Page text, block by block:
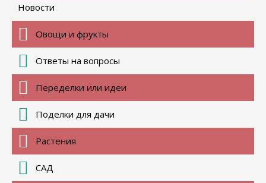
Новости
Овощи и фрукты
Ответы на вопросы
Переделки или идеи
Поделки для дачи
Растения
САД